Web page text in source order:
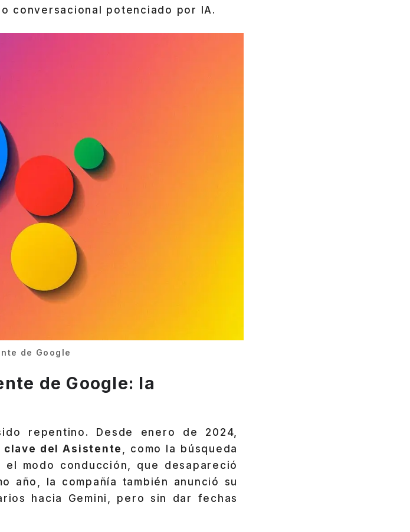
conversacional potenciado por IA.
de Google
de Google: la
repentino. Desde enero de 2024,
del Asistente
, como la búsqueda
modo conducción, que desapareció
año, la compañía también anunció su
hacia Gemini, pero sin dar fechas